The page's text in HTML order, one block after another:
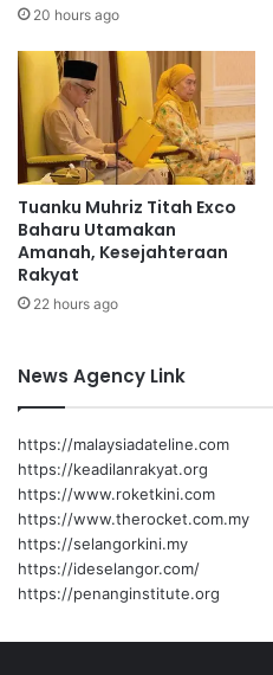
a
t
a
B
a
t
u
1
p
a
d
6
h
a
i
n
g
g
a
2
0
M
e
i
,
9
I
n
d
i
v
i
d
u
20 hours ago
Tuanku Muhriz Titah Exco
Baharu Utamakan
Amanah, Kesejahteraan
Rakyat
22 hours ago
News Agency Link
https://malaysiadateline.com
https://keadilanrakyat.org
https://www.roketkini.com
https://www.therocket.com.my
https://selangorkini.my
https://ideselangor.com/
https://penanginstitute.org